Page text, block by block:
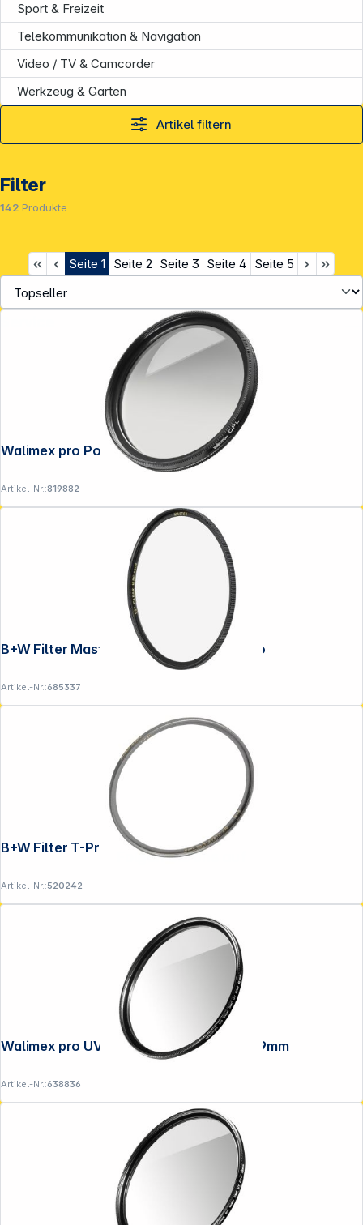
Sport & Freizeit
Telekommunikation & Navigation
Video / TV & Camcorder
Werkzeug & Garten
Artikel filtern
Filter
142 Produkte
Seite 1 Seite 2 Seite 3 Seite 4 Seite 5
Walimex pro Pol zirkular 67mm vergütet
Artikel-Nr.:819882
B+W Filter Master Clear MRC 62mm nano
Artikel-Nr.:685337
Artikel-Nr.:520242
Walimex pro UV-Filter Slim Super DMC 49mm
Artikel-Nr.:638836
Folgen Sie uns auf